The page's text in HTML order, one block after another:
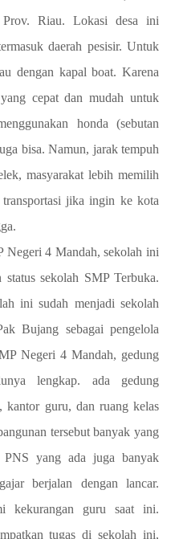
Riau. Lokasi desa ini
daerah pesisir. Untuk
dengan kapal boat. Karena
cepat dan mudah untuk
honda (sebutan
bisa. Namun, jarak tempuh
masyarakat lebih memilih
jika ingin ke kota
Negeri 4 Mandah, sekolah ini
sekolah SMP Terbuka.
ini sudah menjadi sekolah
Bujang sebagai pengelola
Negeri 4 Mandah, gedung
lengkap. ada gedung
kantor guru, dan ruang kelas
tersebut banyak yang
yang ada juga banyak
berjalan dengan lancar.
kekurangan guru saat ini.
tugas di sekolah ini,